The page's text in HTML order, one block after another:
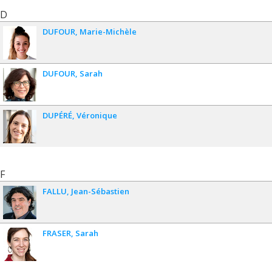
D
DUFOUR Marie-Michèle
DUFOUR Sarah
DUPÉRÉ Véronique
F
FALLU Jean-Sébastien
FRASER Sarah